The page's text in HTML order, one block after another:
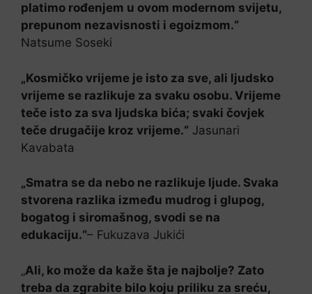
platimo rođenjem u ovom modernom svijetu,
prepunom nezavisnosti i egoizmom.“
Natsume Soseki
„Kosmičko vrijeme je isto za sve, ali ljudsko
vrijeme se razlikuje za svaku osobu. Vrijeme
teče isto za sva ljudska bića; svaki čovjek
teče drugačije kroz vrijeme.“ Jasunari
Kavabata
„Smatra se da nebo ne razlikuje ljude. Svaka
stvorena razlika između mudrog i glupog,
bogatog i siromašnog, svodi se na
edukaciju.“– Fukuzava Jukići
„Ali, ko može da kaže šta je najbolje? Zato
treba da zgrabite bilo koju priliku za sreću,